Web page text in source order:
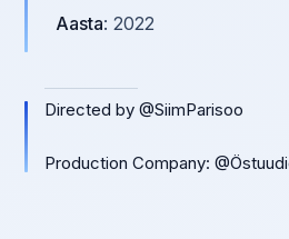
Aasta: 2022
Directed by @SiimParisoo
Production Company: